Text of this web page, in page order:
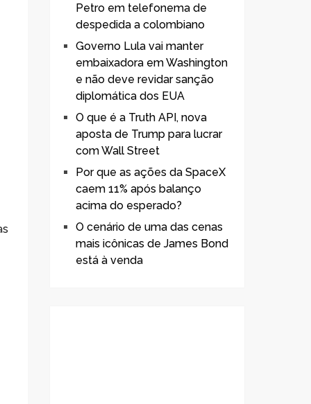
Petro em telefonema de
despedida a colombiano
Governo Lula vai manter
embaixadora em Washington
e não deve revidar sanção
diplomática dos EUA
O que é a Truth API, nova
aposta de Trump para lucrar
com Wall Street
Por que as ações da SpaceX
caem 11% após balanço
acima do esperado?
O cenário de uma das cenas
mais icônicas de James Bond
está à venda